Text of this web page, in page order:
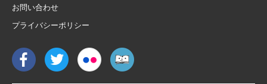
お問い合わせ
プライバシーポリシー